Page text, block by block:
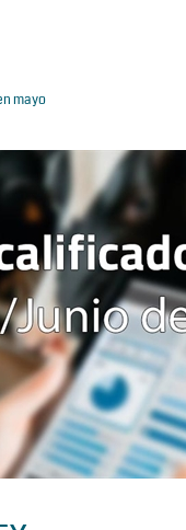
mayo